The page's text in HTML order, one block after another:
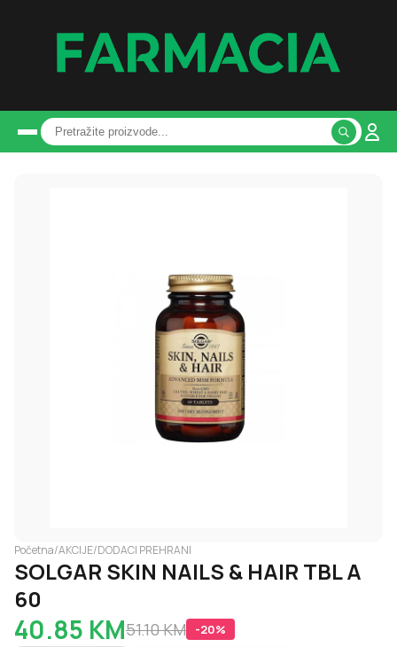
Početna/AKCIJE/DODACI PREHRANI
SOLGAR SKIN NAILS & HAIR TBL A
60
40.85 KM51.10KM -20%